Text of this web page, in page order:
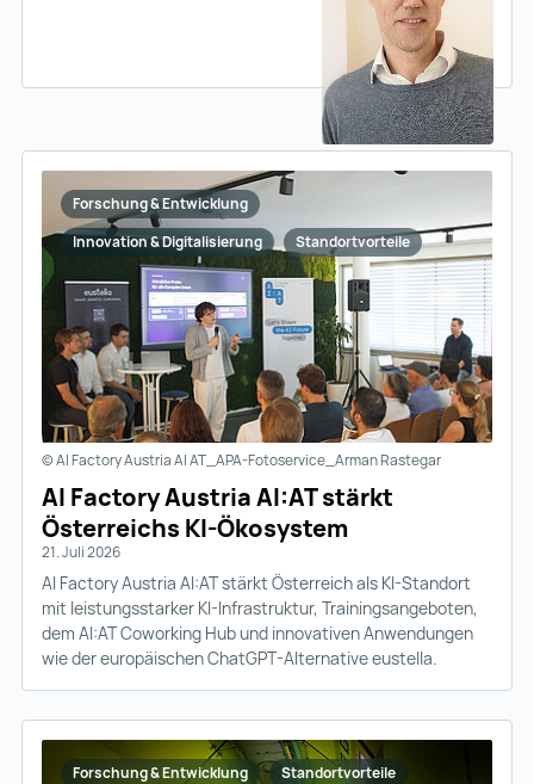
Forschung & Entwicklung
Innovation & Digitalisierung
Standortvorteile
© AI Factory Austria AI AT_APA-Fotoservice_Arman Rastegar
AI Factory Austria AI:AT stärkt
Österreichs KI-Ökosystem
21. Juli 2026
AI Factory Austria AI:AT stärkt Österreich als KI-Standort
mit leistungsstarker KI-Infrastruktur, Trainingsangeboten,
dem AI:AT Coworking Hub und innovativen Anwendungen
wie der europäischen ChatGPT-Alternative eustella.
Forschung & Entwicklung
Standortvorteile